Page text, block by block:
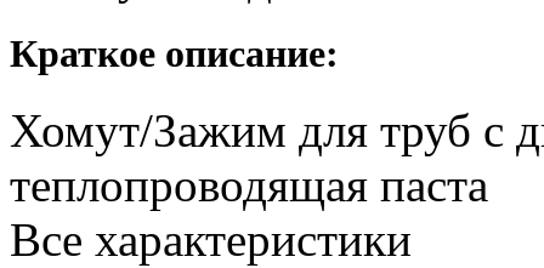
Краткое описание:
Хомут/Зажим для труб с
теплопроводящая паста
Все характеристики